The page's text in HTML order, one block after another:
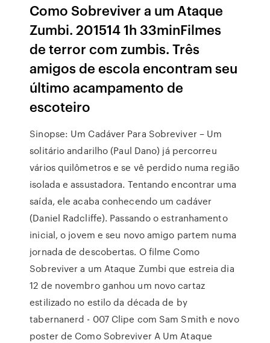
Como Sobreviver a um Ataque
Zumbi. 201514 1h 33minFilmes
de terror com zumbis. Três
amigos de escola encontram seu
último acampamento de
escoteiro
Sinopse: Um Cadáver Para Sobreviver – Um
solitário andarilho (Paul Dano) já percorreu
vários quilômetros e se vê perdido numa região
isolada e assustadora. Tentando encontrar uma
saída, ele acaba conhecendo um cadáver
(Daniel Radcliffe). Passando o estranhamento
inicial, o jovem e seu novo amigo partem numa
jornada de descobertas. O filme Como
Sobreviver a um Ataque Zumbi que estreia dia
12 de novembro ganhou um novo cartaz
estilizado no estilo da década de by
tabernanerd - 007 Clipe com Sam Smith e novo
poster de Como Sobreviver A Um Ataque